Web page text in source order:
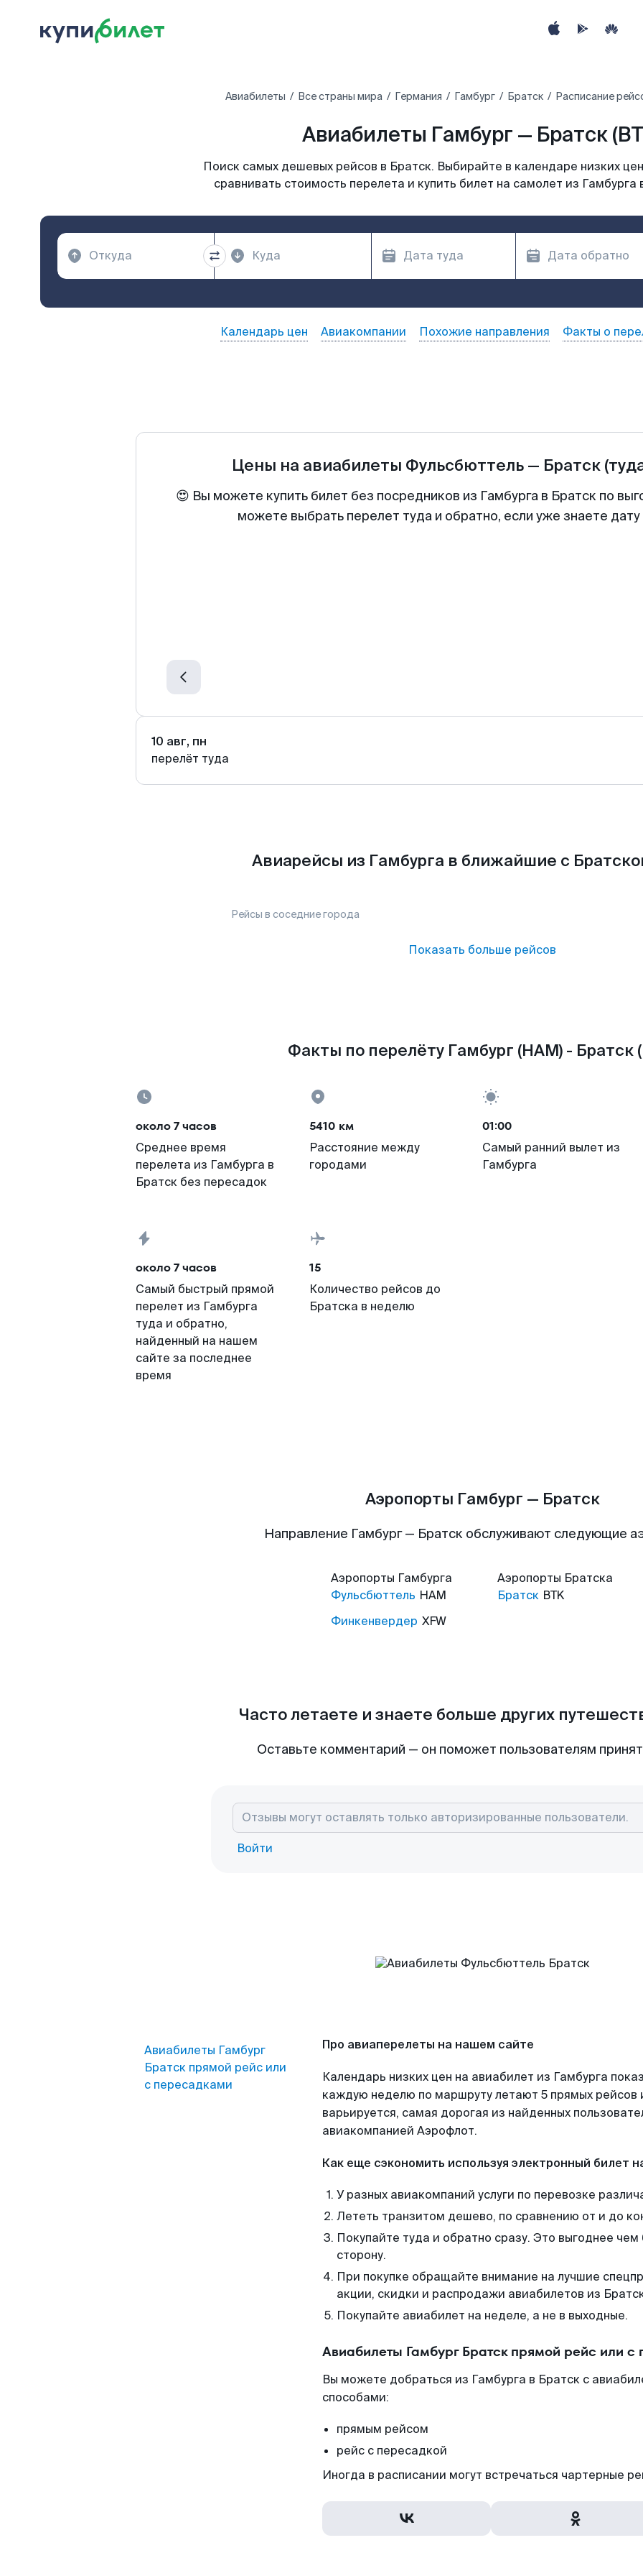
Авиабилеты Все страны мира Германия Гамбург Братск Расписание
Авиабилеты Гамбург — Братск
Поиск самых дешевых рейсов в Братск. Выбирайте в календаре низких
сравнивать стоимость перелета и купить билет на самолет из Гамбурга
Календарь цен Авиакомпании Похожие направления Факты о
Цены на авиабилеты Фульсбюттель — Братск
😍 Вы можете купить билет без посредников из Гамбурга в Братск по
можете выбрать перелет туда и обратно, если уже знаете
10 авг, пн
перелёт туда
Авиарейсы из Гамбурга в ближайшие с
Рейсы в соседние города
Показать больше рейсов
Факты по перелёту Гамбург (HAM) - Братск
около 7 часов
Среднее время
перелета из Гамбурга в
Братск без пересадок
5410 км
Расстояние между
городами
01:00
Самый ранний вылет из
Гамбурга
около 7 часов
Самый быстрый прямой
перелет из Гамбурга
туда и обратно,
найденный на нашем
сайте за последнее
время
15
Количество рейсов до
Братска в неделю
Аэропорты Гамбург — Братск
Направление Гамбург — Братск обслуживают следующие
Аэропорты Гамбурга
Фульсбюттель HAM
Финкенвердер XFW
Аэропорты Братска
Братск BTK
Часто летаете и знаете больше других
Оставьте комментарий — он поможет пользователям
Войти
Авиабилеты Гамбург
Братск прямой рейс или
с пересадками
Про авиаперелеты на нашем сайте
Календарь низких цен на авиабилет из Гамбурга
каждую неделю по маршруту летают 5 прямых рейсов
варьируется, самая дорогая из найденных
авиакомпанией Аэрофлот.
Как еще сэкономить используя электронный билет
У разных авиакомпаний услуги по перевозке
Лететь транзитом дешево, по сравнению от и до
Покупайте туда и обратно сразу. Это выгоднее
сторону.
При покупке обращайте внимание на лучшие
акции, скидки и распродажи авиабилетов из
Покупайте авиабилет на неделе, а не в выходные.
Авиабилеты Гамбург Братск прямой рейс или с
Вы можете добраться из Гамбурга в Братск с
способами:
прямым рейсом
рейс с пересадкой
Иногда в расписании могут встречаться чартерные